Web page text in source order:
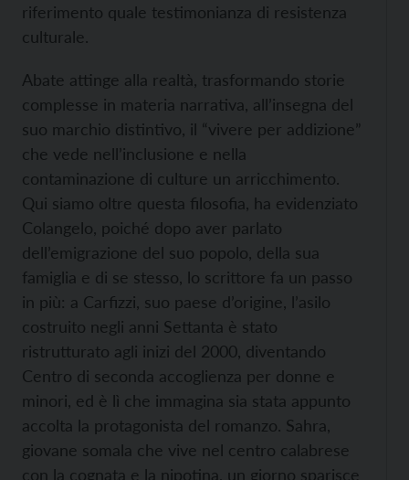
riferimento quale testimonianza di resistenza
culturale.
Abate attinge alla realtà, trasformando storie
complesse in materia narrativa, all’insegna del
suo marchio distintivo, il “vivere per addizione”
che vede nell’inclusione e nella
contaminazione di culture un arricchimento.
Qui siamo oltre questa filosofia, ha evidenziato
Colangelo, poiché dopo aver parlato
dell’emigrazione del suo popolo, della sua
famiglia e di se stesso, lo scrittore fa un passo
in più: a Carfizzi, suo paese d’origine, l’asilo
costruito negli anni Settanta è stato
ristrutturato agli inizi del 2000, diventando
Centro di seconda accoglienza per donne e
minori, ed è lì che immagina sia stata appunto
accolta la protagonista del romanzo. Sahra,
giovane somala che vive nel centro calabrese
con la cognata e la nipotina, un giorno sparisce